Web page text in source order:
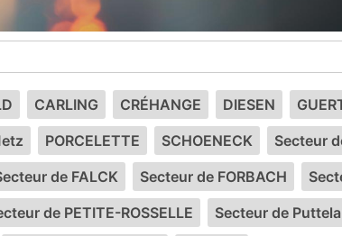
CARLING CRÉHANGE DIESEN
PORCELETTE SCHOENECK Secteur
de FALCK Secteur de FORBACH
de PETITE-ROSSELLE Secteur de